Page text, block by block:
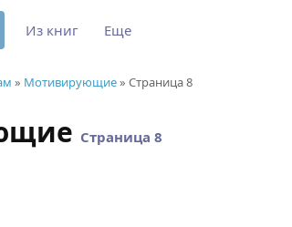
» Мотивирующие» Страница 8
Страница 8
Из книг Еще